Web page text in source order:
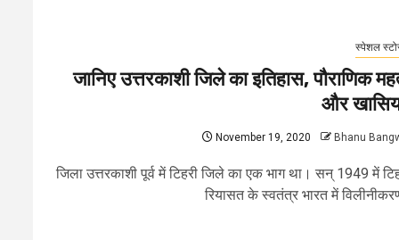
स्पेशल
जानिए उत्तरकाशी जिले का इतिहास, पौराणिक
और
November 19, 2020 Bhanu
जिला उत्तरकाशी पूर्व में टिहरी जिले का एक भाग था। सन् 1949 में
रियासत के स्वतंत्र भारत में